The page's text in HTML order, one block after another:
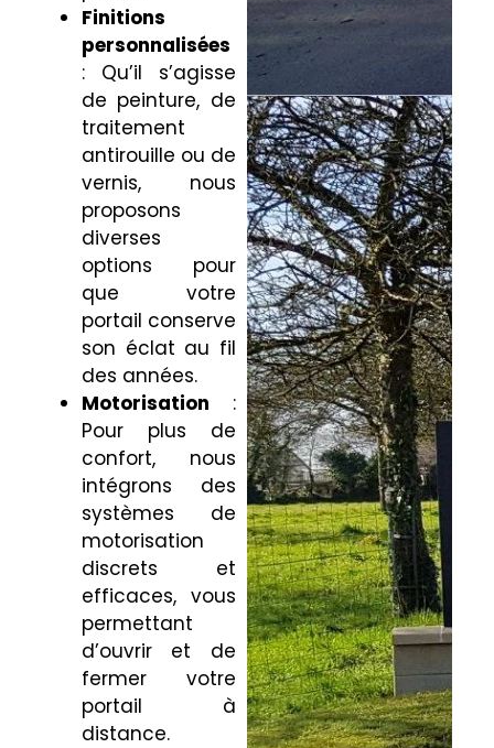
Finitions
personnalisées
: Qu’il s’agisse
de peinture, de
traitement
antirouille ou de
vernis, nous
proposons
diverses
options pour
que votre
portail conserve
son éclat au fil
des années.
Motorisation :
Pour plus de
confort, nous
intégrons des
systèmes de
motorisation
discrets et
efficaces, vous
permettant
d’ouvrir et de
fermer votre
portail à
distance.